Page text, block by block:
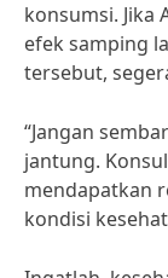
konsumsi. Jika
efek samping
tersebut,
“Jangan
jantung.
mendapatkan
kondisi